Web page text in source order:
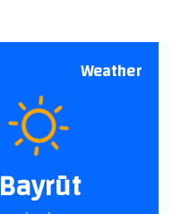
Weather
Bayrūt